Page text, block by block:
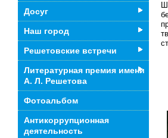
Досуг
Наш город
Решетовские встречи
Литературная премия имени
А. Л. Решетова
Фотоальбом
Антикоррупционная
деятельность